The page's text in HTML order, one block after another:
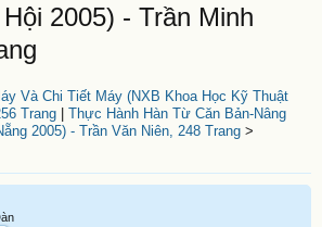
2005) - Trần Minh
Và Chi Tiết Máy (NXB Khoa Học Kỹ Thuật
Trang
Thực Hành Hàn Từ Căn Bản-Nâng
2005) - Trần Văn Niên, 248 Trang>